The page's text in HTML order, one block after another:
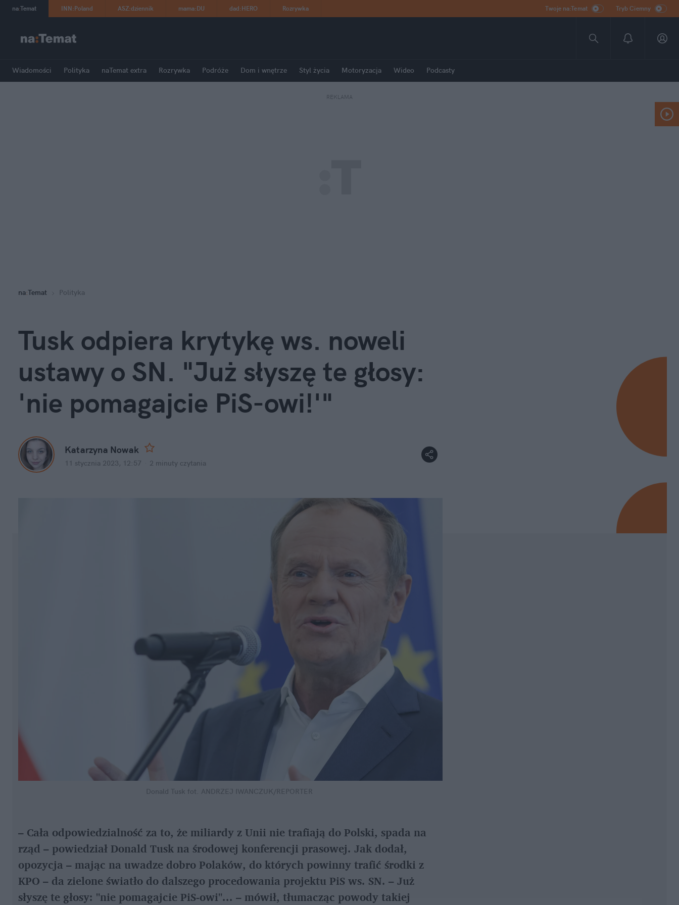
na:Temat INN:Poland ASZ:dziennik mama:DU dad:HERO Rozrywka Twoje na:Temat Tryb Ciemny
Wiadomości Polityka naTemat extra Rozrywka Podróże Dom i wnętrze Styl życia Motoryzacja Wideo Podcasty
REKLAMA
na:Temat Polityka
Tusk odpiera krytykę ws. noweli
ustawy o SN. "Już słyszę te głosy:
'nie pomagajcie PiS-owi!'"
Katarzyna Nowak
11 stycznia 2023, 12:57 2 minuty czytania
Donald Tusk fot. ANDRZEJ IWANCZUK/REPORTER
– Cała odpowiedzialność za to, że miliardy z Unii nie trafiają do Polski, spada na
rząd – powiedział Donald Tusk na środowej konferencji prasowej. Jak dodał,
opozycja – mając na uwadze dobro Polaków, do których powinny trafić środki z
KPO – da zielone światło do dalszego procedowania projektu PiS ws. SN. – Już
słyszę te głosy: "nie pomagajcie PiS-owi"... – mówił, tłumacząc powody takiej